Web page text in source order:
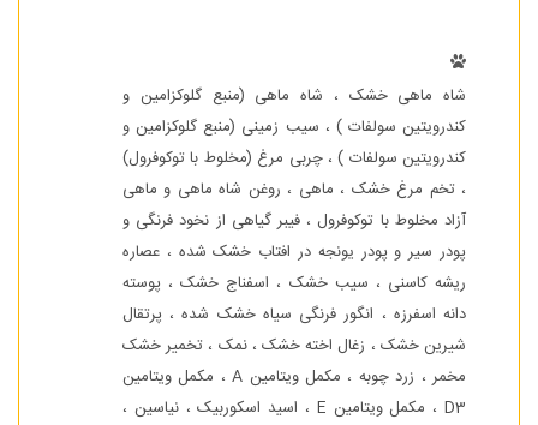
شاه ماهی خشک ، شاه ماهی (منبع گلوکزامین و
کندرویتین سولفات ) ، سیب زمینی (منبع گلوکزامین و
کندرویتین سولفات ) ، چربی مرغ (مخلوط با توکوفرول)
، تخم مرغ خشک ، ماهی ، روغن شاه ماهی و ماهی
آزاد مخلوط با توکوفرول ، فیبر گیاهی از نخود فرنگی و
پودر سیر و پودر یونجه در افتاب خشک شده ، عصاره
ریشه کاسنی ، سیب خشک ، اسفناج خشک ، پوسته
دانه اسفرزه ، انگور فرنگی سیاه خشک شده ، پرتقال
شیرین خشک ، زغال اخته خشک ، نمک ، تخمیر خشک
مخمر ، زرد چوبه ، مکمل ویتامین A ، مکمل ویتامین
D3 ، مکمل ویتامین E ، اسید اسکوربیک ، نیاسین ،